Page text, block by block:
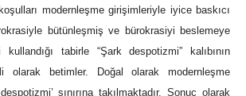
modernleşme girişimleriyle iyice baskıcı
bütünleşmiş ve bürokrasiyi beslemeye
tabirle “Şark despotizmi” kalıbının
olarak betimler. Doğal olarak modernleşme
sınırına takılmaktadır. Sonuç olarak